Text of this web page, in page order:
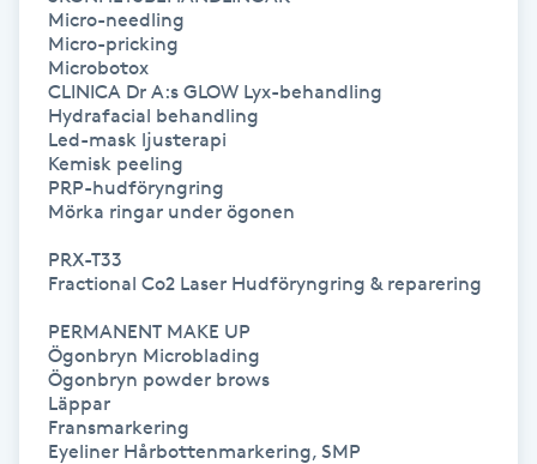
Megavolymfransar
Melasma
Mesoterapi
MicroPen
Microshading
Mixfransar
Nagelförlängning
Micro-needling
Micro-pricking
Microbotox
CLINICA Dr A:s GLOW Lyx-behandling
Hydrafacial behandling
Led-mask ljusterapi
Kemisk peeling
PRP-hudföryngring
Mörka ringar under ögonen
PRX-T33
Fractional Co2 Laser Hudföryngring & reparering
PERMANENT MAKE UP
Ögonbryn Microblading
Ögonbryn powder brows
Läppar
Fransmarkering
Eyeliner Hårbottenmarkering, SMP